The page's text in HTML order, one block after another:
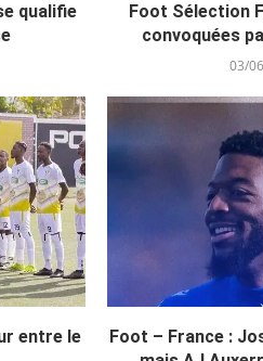
qualifie
Foot Sélection
convoquées
03/
entre le
Foot – France :